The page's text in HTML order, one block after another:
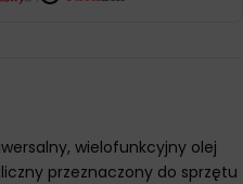
wielofunkcyjny olej
przeznaczony do sprzętu